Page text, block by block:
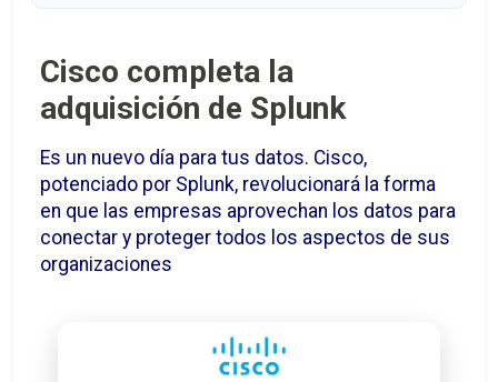
Cisco completa la
adquisición de Splunk
Es un nuevo día para tus datos. Cisco,
potenciado por Splunk, revolucionará la forma
en que las empresas aprovechan los datos para
conectar y proteger todos los aspectos de sus
organizaciones